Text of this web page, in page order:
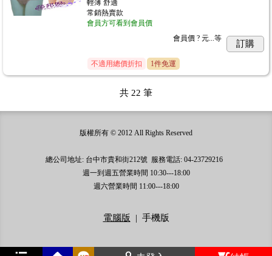
輕薄 舒適
常銷熱賣款
會員方可看到會員價
會員價 ? 元...等
訂購
不適用總價折扣 1件免運
共 22 筆
版權所有 © 2012 All Rights Reserved
總公司地址: 台中市貴和街212號 服務電話: 04-23729216
週一到週五營業時間 10:30---18:00
週六營業時間 11:00---18:00
電腦版 | 手機版